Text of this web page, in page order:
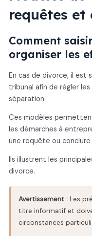
requêtes et
Comment
organiser les
En cas de divorce, il est
tribunal afin de régler
séparation.
Ces modèles
les démarches à
une requête ou
Ils illustrent les
divorce.
Avertissement :Les
titre informatif et
circonstances